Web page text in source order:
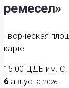
ремесел»
Творческая
карте
15:00 ЦДБ им.
6 августа 2026